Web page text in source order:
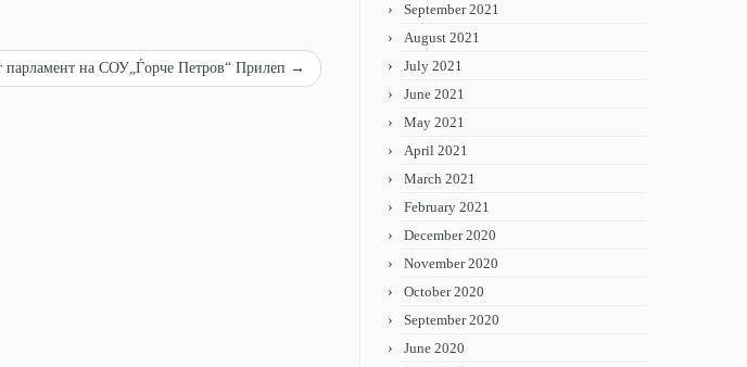
на СОУ„Ѓорче Петров“ Прилеп →
September 2021
August 2021
July 2021
June 2021
May 2021
April 2021
March 2021
February 2021
December 2020
November 2020
October 2020
September 2020
June 2020